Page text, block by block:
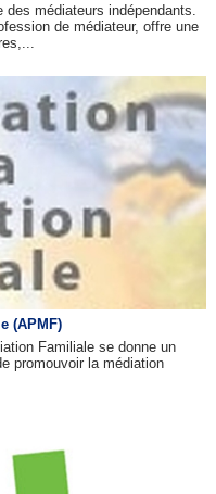
médiateurs indépendants.
de médiateur, offre une
(APMF)
Familiale se donne un
promouvoir la médiation